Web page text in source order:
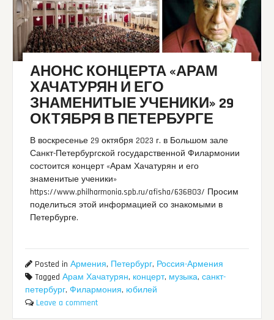
АНОНС КОНЦЕРТА «АРАМ
ХАЧАТУРЯН И ЕГО
ЗНАМЕНИТЫЕ УЧЕНИКИ» 29
ОКТЯБРЯ В ПЕТЕРБУРГЕ
В воскресенье 29 октября 2023 г. в Большом зале
Санкт-Петербургской государственной Филармонии
состоится концерт «Арам Хачатурян и его
знаменитые ученики»
https://www.philharmonia.spb.ru/afisha/636803/ Просим
поделиться этой информацией со знакомыми в
Петербурге.
Posted inАрмения, Петербург, Россия-Армения
TaggedАрам Хачатурян, концерт, музыка,санкт-
петербург,Филармония, юбилей
Leave a comment